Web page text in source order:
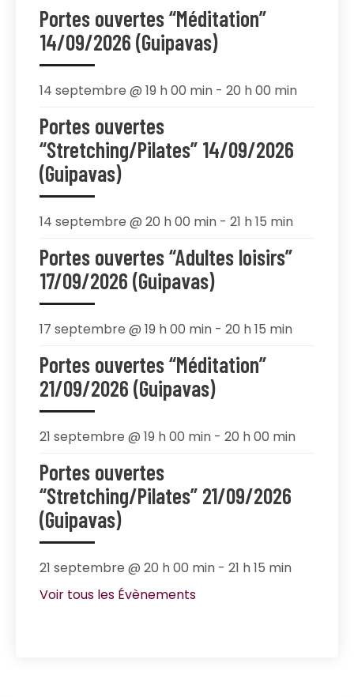
Portes ouvertes “Méditation”
14/09/2026 (Guipavas)
14 septembre @ 19 h 00 min - 20 h 00 min
Portes ouvertes
“Stretching/Pilates” 14/09/2026
(Guipavas)
14 septembre @ 20 h 00 min - 21 h 15 min
Portes ouvertes “Adultes loisirs”
17/09/2026 (Guipavas)
17 septembre @ 19 h 00 min - 20 h 15 min
Portes ouvertes “Méditation”
21/09/2026 (Guipavas)
21 septembre @ 19 h 00 min - 20 h 00 min
Portes ouvertes
“Stretching/Pilates” 21/09/2026
(Guipavas)
21 septembre @ 20 h 00 min - 21 h 15 min
Voir tous les Évènements